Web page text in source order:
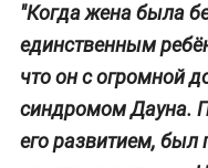
"Когда жена была
единственным
что он с огромной
синдромом Дауна.
его развитием,